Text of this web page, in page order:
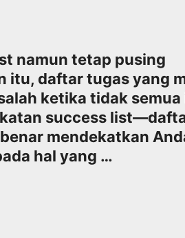
namun tetap pusing
itu, daftar tugas yang
ketika tidak semua
success
mendekatkan
hal yang …